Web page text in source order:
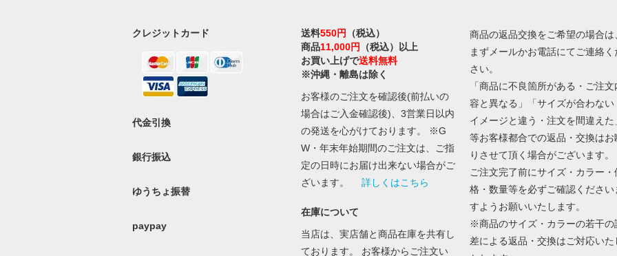
クレジットカード
代金引換
銀行振込
ゆうちょ振替
paypay
送料550円
（税込）
商品11,000円
（税込）以上
お買い上げで送料無料
※沖縄・離島は除く
お客様のご注文を確認後(前払いの
場合はご入金確認後)、3営業日以内
の発送を心がけております。 ※G
W・年末年始期間のご注文は、ご指
定の日時にお届け出来ない場合がご
ざいます。 詳しくはこちら
在庫について
当店は、実店舗と商品在庫を共有し
ております。 お客様からご注文い
商品の返品交換をご希望の場合は
まずメールかお電話にてご連絡く
さい。
「商品に不良箇所がある・ご注文
容と異なる」「サイズが合わない
イメージと違う・注文を間違えた
等お客様都合での返品・交換はお
りさせて頂く場合がございます。
ご注文完了前にサイズ・カラー・
格・数量等を必ずご確認ください
すようお願いいたします。
※商品のサイズ・カラーの若干の
差による返品・交換はご対応いた